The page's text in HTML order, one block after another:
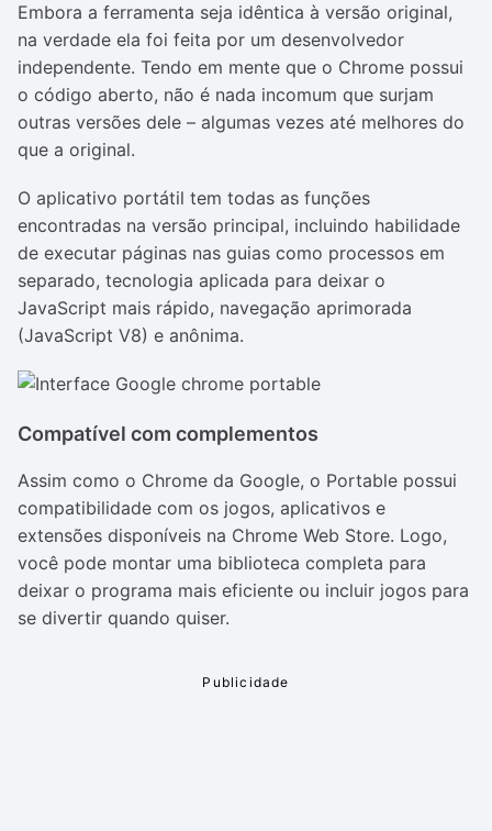
Embora a ferramenta seja idêntica à versão original,
na verdade ela foi feita por um desenvolvedor
independente. Tendo em mente que o Chrome possui
o código aberto, não é nada incomum que surjam
outras versões dele – algumas vezes até melhores do
que a original.
O aplicativo portátil tem todas as funções
encontradas na versão principal, incluindo habilidade
de executar páginas nas guias como processos em
separado, tecnologia aplicada para deixar o
JavaScript mais rápido, navegação aprimorada
(JavaScript V8) e anônima.
Compatível com complementos
Assim como o Chrome da Google, o Portable possui
compatibilidade com os jogos, aplicativos e
extensões disponíveis na Chrome Web Store. Logo,
você pode montar uma biblioteca completa para
deixar o programa mais eficiente ou incluir jogos para
se divertir quando quiser.